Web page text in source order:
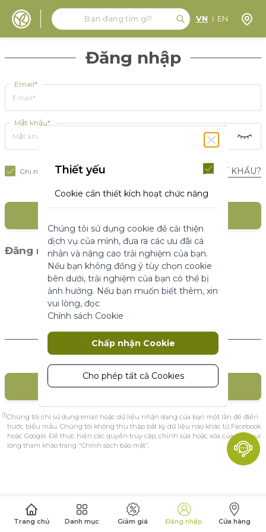
Tìm kiếm
Tìm kiếm
VN EN Định
Trang chủ Danh mục Giảm giá Đăng nhập Cửa hàng
Đăng nhập
Email*
Mật khẩu*
BẠN QUÊN MẬT KHẨU?
Ghi nhớ tôi
Đăng nhập với mạng xã hội(1)
Khách hàng mới
TẠO TÀI KHOẢN
(1)Chúng tôi chỉ sử dụng email hoặc dữ liệu nhận dạng của bạn một lần để điền
trước biểu mẫu. Chúng tôi không thu thập bất kỳ dữ liệu nào khác từ Facebook
hoặc Google. Để thực hiện các quyền truy cập, chỉnh sửa hoặc xóa của bạn, vui
lòng tham khảo trang "Chính sách bảo mật".
Thiết yếu
Cookie cần thiết kích hoạt chức năng
thể hoạt động bình thường. Chúng
giúp làm cho một trang web có thể sử
dụng được bằng cách kích hoạt chức
năng cơ bản.
Thông số sản phẩm
Cookie tiếp thị được sử dụng để theo
dõi và thu thập các hành động của
khách truy cập trên trang web. Cookie
lưu trữ dữ liệu người dùng và thông tin
cáo nhắm mục tiêu đến nhiều nhóm
đối tượng hơn. Ngoài ra, trải nghiệm
người dùng tùy chỉnh hơn có thể
được cung cấp theo thông tin thu
Phân tích
Chúng tôi sử dụng cookie để cải thiện
dịch vụ của mình, đưa ra các ưu đãi cá
nhân và nâng cao trải nghiệm của bạn.
Nếu bạn không đồng ý tùy chọn cookie
bên dưới, trải nghiệm của bạn có thể bị
ảnh hưởng. Nếu bạn muốn biết thêm, xin
vui lòng, đọc
Chính sách Cookie
Chấp nhận Cookie
Cho phép tất cả Cookies